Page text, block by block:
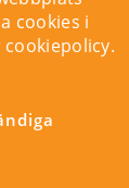
cookies i